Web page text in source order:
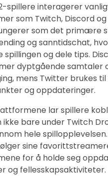
spillere interagerer
som Twitch, Discord
som det primære
og sanntidschat,
spillingen og dele tips.
dyptgående samtaler
mens Twitter brukes til
og oppdateringer.
lar spillere
ikke bare under Twitch
hele
sine
for å holde seg
og fellesskapsaktiviteter.